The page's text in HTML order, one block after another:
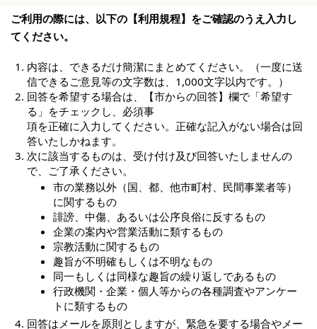
ご利用の際には、以下の【利用規程】をご確認のうえ入力し
てください。
内容は、できるだけ簡潔にまとめてください。（一度に送
信できるご意見等の文字数は、1,000文字以内です。）
回答を希望する場合は、【市からの回答】欄で「希望す
る」をチェックし、必須事
項を正確に入力してください。正確な記入がない場合は回
答いたしかねます。
次に該当するものは、受け付け及び回答いたしませんの
で、ご了承ください。
市の業務以外（国、都、他市町村、民間事業者等）
に関するもの
誹謗、中傷、あるいは公序良俗に反するもの
企業の案内や営業活動に類するもの
宗教活動に関するもの
趣旨が不明確もしくは不明なもの
同一もしくは同様な趣旨の繰り返しであるもの
行政機関・企業・個人等からの各種調査やアンケー
トに類するもの
回答はメールを原則としますが、緊急を要する場合やメー